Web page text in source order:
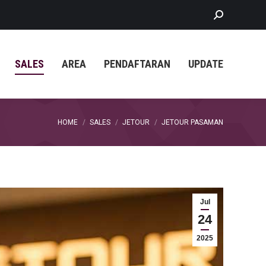
Search:
SALES AREA PENDAFTARAN UPDATE
You are here:
HOME SALES JETOUR JETOUR PASAMAN
Jul
24
2025